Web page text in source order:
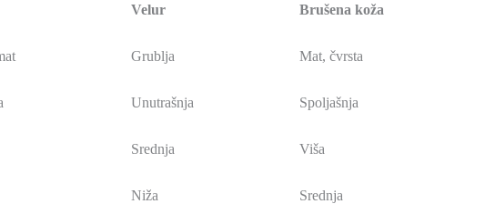
Velur Brušena koža
Grublja Mat, čvrsta
Unutrašnja Spoljašnja
Srednja Viša
Niža Srednja